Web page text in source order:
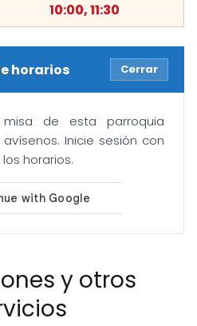
10:00, 11:30
horarios Cerrar
de esta parroquia
Inicie sesión con
horarios.
y otros